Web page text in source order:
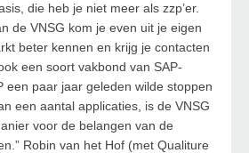
die heb je niet meer als zzp’er.
de VNSG kom je even uit je eigen
beter kennen en krijg je contacten
een soort vakbond van SAP-
een paar jaar geleden wilde stoppen
een aantal applicaties, is de VNSG
voor de belangen van de
Robin van het Hof (met Qualiture